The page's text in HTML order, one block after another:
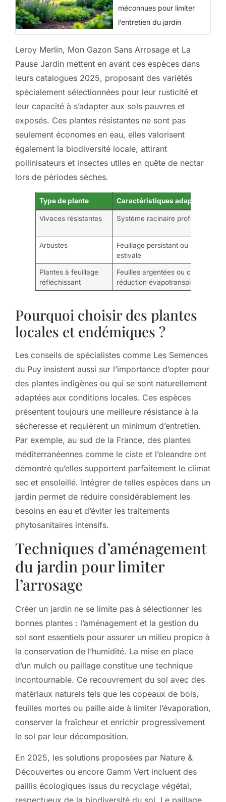
méconnues pour limiter
l’entretien du jardin
Leroy Merlin, Mon Gazon Sans Arrosage et La
Pause Jardin mettent en avant ces espèces dans
leurs catalogues 2025, proposant des variétés
spécialement sélectionnées pour leur rusticité et
leur capacité à s’adapter aux sols pauvres et
exposés. Ces plantes résistantes ne sont pas
seulement économes en eau, elles valorisent
également la biodiversité locale, attirant
pollinisateurs et insectes utiles en quête de nectar
lors de périodes sèches.
Type de plante Caractéristiques adaptées
Vivaces résistantes Système racinaire profond,
Arbustes
Feuillage persistant ou semi-
estivale
Plantes à feuillage
réfléchissant
Feuilles argentées ou couvertes
réduction évapotranspiration
Pourquoi choisir des plantes
locales et endémiques ?
Les conseils de spécialistes comme Les Semences
du Puy insistent aussi sur l’importance d’opter pour
des plantes indigènes ou qui se sont naturellement
adaptées aux conditions locales. Ces espèces
présentent toujours une meilleure résistance à la
sécheresse et requièrent un minimum d’entretien.
Par exemple, au sud de la France, des plantes
méditerranéennes comme le ciste et l’oleandre ont
démontré qu’elles supportent parfaitement le climat
sec et ensoleillé. Intégrer de telles espèces dans un
jardin permet de réduire considérablement les
besoins en eau et d’éviter les traitements
phytosanitaires intensifs.
Techniques d’aménagement
du jardin pour limiter
l’arrosage
Créer un jardin ne se limite pas à sélectionner les
bonnes plantes : l’aménagement et la gestion du
sol sont essentiels pour assurer un milieu propice à
la conservation de l’humidité. La mise en place
d’un mulch ou paillage constitue une technique
incontournable. Ce recouvrement du sol avec des
matériaux naturels tels que les copeaux de bois,
feuilles mortes ou paille aide à limiter l’évaporation,
conserver la fraîcheur et enrichir progressivement
le sol par leur décomposition.
En 2025, les solutions proposées par Nature &
Découvertes ou encore Gamm Vert incluent des
paillis écologiques issus du recyclage végétal,